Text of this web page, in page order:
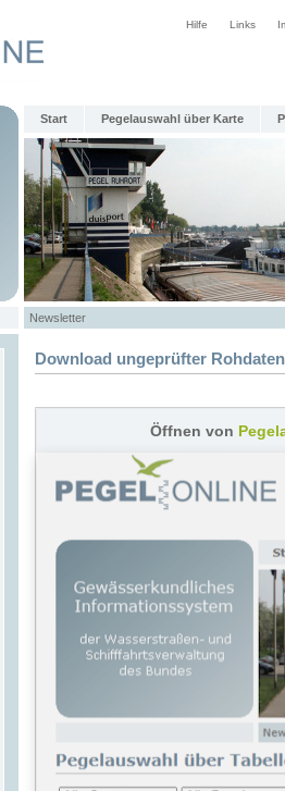
Hilfe Links
Start Pegelauswahl über Karte
Newsletter
Download ungeprüfter
Öffnen von